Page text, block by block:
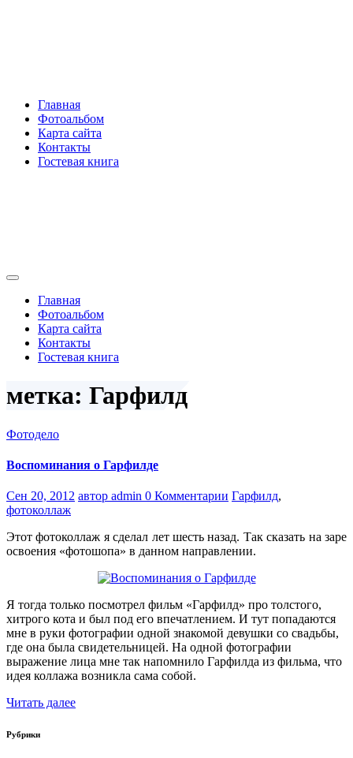
Главная
Фотоальбом
Карта сайта
Контакты
Гостевая книга
Главная
Фотоальбом
Карта сайта
Контакты
Гостевая книга
метка: Гарфилд
Фотодело
Воспоминания о Гарфилде
Сен 20, 2012 автор admin 0 Комментарии Гарфилд,
фотоколлаж
Этот фотоколлаж я сделал лет шесть назад. Так сказать на заре
освоения «фотошопа» в данном направлении.
Я тогда только посмотрел фильм «Гарфилд» про толстого,
хитрого кота и был под его впечатлением. И тут попадаются
мне в руки фотографии одной знакомой девушки со свадьбы,
где она была свидетельницей. На одной фотографии
выражение лица мне так напомнило Гарфилда из фильма, что
идея коллажа возникла сама собой.
Читать далее
Рубрики